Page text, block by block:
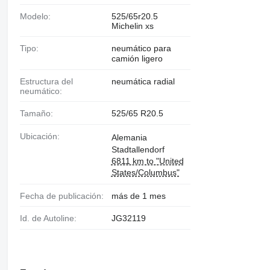
Modelo:
525/65r20.5
Michelin xs
Tipo:
neumático para
camión ligero
Estructura del
neumático:
neumática radial
Tamaño: 525/65 R20.5
Ubicación:
Alemania
Stadtallendorf
6811 km to "United
States/Columbus"
Fecha de publicación: más de 1 mes
Id. de Autoline: JG32119